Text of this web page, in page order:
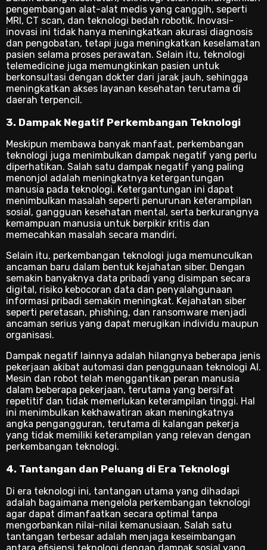
pengembangan alat-alat medis yang canggih, seperti
MRI, CT scan, dan teknologi bedah robotik. Inovasi-
inovasi ini tidak hanya meningkatkan akurasi diagnosis
dan pengobatan, tetapi juga meningkatkan keselamatan
pasien selama proses perawatan. Selain itu, teknologi
telemedicine juga memungkinkan pasien untuk
berkonsultasi dengan dokter dari jarak jauh, sehingga
meningkatkan akses layanan kesehatan terutama di
daerah terpencil.
3. Dampak Negatif Perkembangan Teknologi
Meskipun membawa banyak manfaat, perkembangan
teknologi juga menimbulkan dampak negatif yang perlu
diperhatikan. Salah satu dampak negatif yang paling
menonjol adalah meningkatnya ketergantungan
manusia pada teknologi. Ketergantungan ini dapat
menimbulkan masalah seperti penurunan keterampilan
sosial, gangguan kesehatan mental, serta berkurangnya
kemampuan manusia untuk berpikir kritis dan
memecahkan masalah secara mandiri.
Selain itu, perkembangan teknologi juga memunculkan
ancaman baru dalam bentuk kejahatan siber. Dengan
semakin banyaknya data pribadi yang disimpan secara
digital, risiko kebocoran data dan penyalahgunaan
informasi pribadi semakin meningkat. Kejahatan siber
seperti peretasan, phishing, dan ransomware menjadi
ancaman serius yang dapat merugikan individu maupun
organisasi.
Dampak negatif lainnya adalah hilangnya beberapa jenis
pekerjaan akibat automasi dan penggunaan teknologi AI.
Mesin dan robot telah menggantikan peran manusia
dalam beberapa pekerjaan, terutama yang bersifat
repetitif dan tidak memerlukan keterampilan tinggi. Hal
ini menimbulkan kekhawatiran akan meningkatnya
angka pengangguran, terutama di kalangan pekerja
yang tidak memiliki keterampilan yang relevan dengan
perkembangan teknologi.
4. Tantangan dan Peluang di Era Teknologi
Di era teknologi ini, tantangan utama yang dihadapi
adalah bagaimana mengelola perkembangan teknologi
agar dapat dimanfaatkan secara optimal tanpa
mengorbankan nilai-nilai kemanusiaan. Salah satu
tantangan terbesar adalah menjaga keseimbangan
antara efisiensi teknologi dengan dampak sosial yang